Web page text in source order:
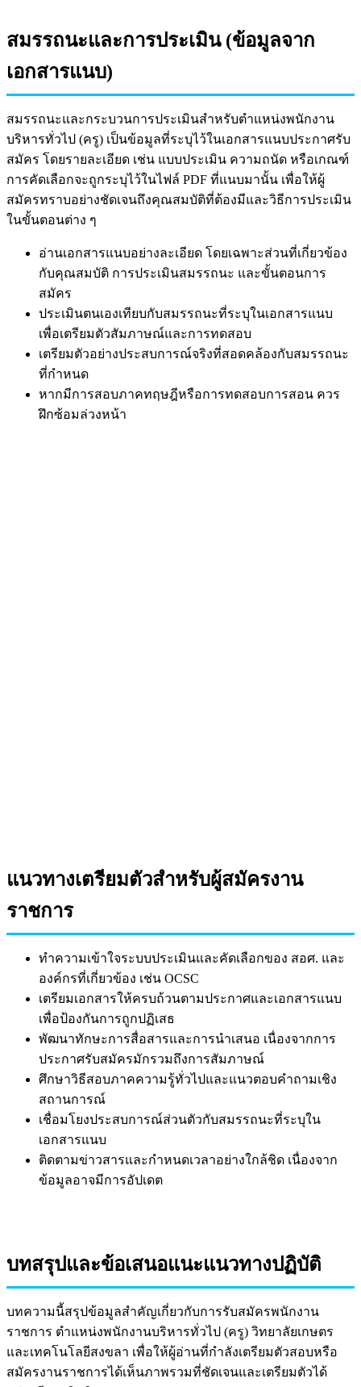
สมรรถนะและการประเมิน (ข้อมูลจาก
เอกสารแนบ)
สมรรถนะและกระบวนการประเมินสำหรับตำแหน่งพนักงาน
บริหารทั่วไป (ครู) เป็นข้อมูลที่ระบุไว้ในเอกสารแนบประกาศรับ
สมัคร โดยรายละเอียด เช่น แบบประเมิน ความถนัด หรือเกณฑ์
การคัดเลือกจะถูกระบุไว้ในไฟล์ PDF ที่แนบมานั้น เพื่อให้ผู้
สมัครทราบอย่างชัดเจนถึงคุณสมบัติที่ต้องมีและวิธีการประเมิน
ในขั้นตอนต่าง ๆ
อ่านเอกสารแนบอย่างละเอียด โดยเฉพาะส่วนที่เกี่ยวข้อง
กับคุณสมบัติ การประเมินสมรรถนะ และขั้นตอนการ
สมัคร
ประเมินตนเองเทียบกับสมรรถนะที่ระบุในเอกสารแนบ
เพื่อเตรียมตัวสัมภาษณ์และการทดสอบ
เตรียมตัวอย่างประสบการณ์จริงที่สอดคล้องกับสมรรถนะ
ที่กำหนด
หากมีการสอบภาคทฤษฎีหรือการทดสอบการสอน ควร
ฝึกซ้อมล่วงหน้า
แนวทางเตรียมตัวสำหรับผู้สมัครงาน
ราชการ
ทำความเข้าใจระบบประเมินและคัดเลือกของ สอศ. และ
องค์กรที่เกี่ยวข้อง เช่น OCSC
เตรียมเอกสารให้ครบถ้วนตามประกาศและเอกสารแนบ
เพื่อป้องกันการถูกปฏิเสธ
พัฒนาทักษะการสื่อสารและการนำเสนอ เนื่องจากการ
ประกาศรับสมัครมักรวมถึงการสัมภาษณ์
ศึกษาวิธีสอบภาคความรู้ทั่วไปและแนวตอบคำถามเชิง
สถานการณ์
เชื่อมโยงประสบการณ์ส่วนตัวกับสมรรถนะที่ระบุใน
เอกสารแนบ
ติดตามข่าวสารและกำหนดเวลาอย่างใกล้ชิด เนื่องจาก
ข้อมูลอาจมีการอัปเดต
บทสรุปและข้อเสนอแนะแนวทางปฏิบัติ
บทความนี้สรุปข้อมูลสำคัญเกี่ยวกับการรับสมัครพนักงาน
ราชการ ตำแหน่งพนักงานบริหารทั่วไป (ครู) วิทยาลัยเกษตร
และเทคโนโลยีสงขลา เพื่อให้ผู้อ่านที่กำลังเตรียมตัวสอบหรือ
สมัครงานราชการได้เห็นภาพรวมที่ชัดเจนและเตรียมตัวได้